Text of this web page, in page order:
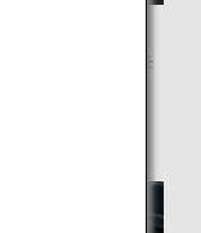
式個人用シートモ